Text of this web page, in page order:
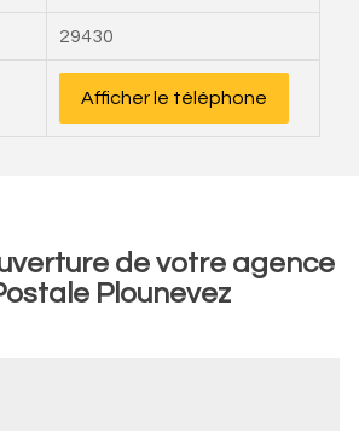
29430
Afficher le téléphone
de votre agence
Plounevez